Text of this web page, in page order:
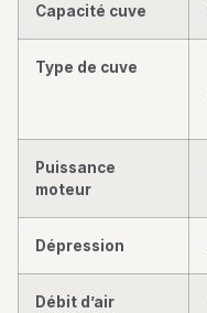
Capacité cuve
Type de cuve
Puissance
moteur
Dépression
Débit d’air